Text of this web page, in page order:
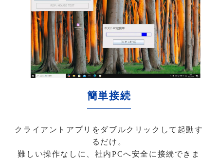
簡単接続
クライアントアプリをダブルクリックして起動す
るだけ。
難しい操作なしに、社内PCへ安全に接続できま